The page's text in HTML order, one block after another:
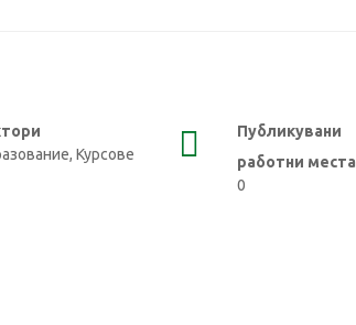
Курсове
Публикувани
работни места
0